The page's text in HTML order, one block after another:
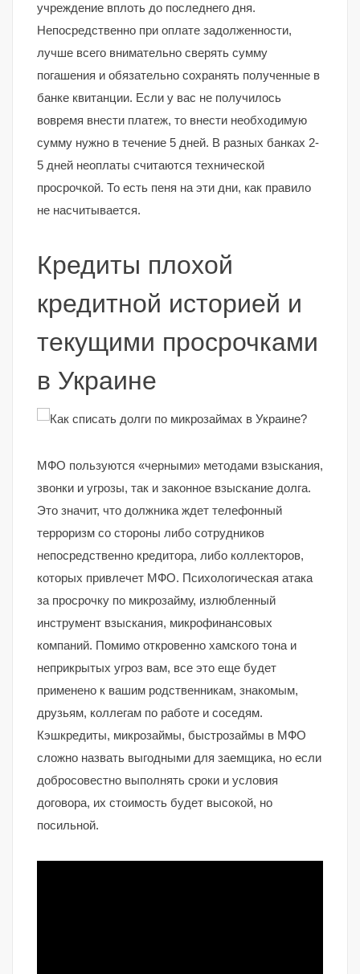
учреждение вплоть до последнего дня.
Непосредственно при оплате задолженности,
лучше всего внимательно сверять сумму
погашения и обязательно сохранять полученные в
банке квитанции. Если у вас не получилось
вовремя внести платеж, то внести необходимую
сумму нужно в течение 5 дней. В разных банках 2-
5 дней неоплаты считаются технической
просрочкой. То есть пеня на эти дни, как правило
не насчитывается.
Кредиты плохой
кредитной историей и
текущими просрочками
в Украине
МФО пользуются «черными» методами взыскания,
звонки и угрозы, так и законное взыскание долга.
Это значит, что должника ждет телефонный
терроризм со стороны либо сотрудников
непосредственно кредитора, либо коллекторов,
которых привлечет МФО. Психологическая атака
за просрочку по микрозайму, излюбленный
инструмент взыскания, микрофинансовых
компаний. Помимо откровенно хамского тона и
неприкрытых угроз вам, все это еще будет
применено к вашим родственникам, знакомым,
друзьям, коллегам по работе и соседям.
Кэшкредиты, микрозаймы, быстрозаймы в МФО
сложно назвать выгодными для заемщика, но если
добросовестно выполнять сроки и условия
договора, их стоимость будет высокой, но
посильной.